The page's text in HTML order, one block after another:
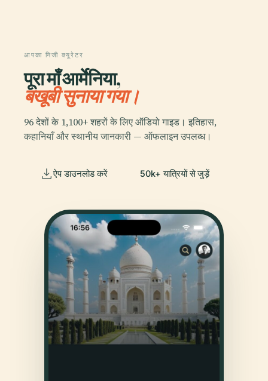
आपका निजी क्यूरेटर
पूरा माँ आर्मेनिया,
बखूबी सुनाया गया।
96 देशों के 1,100+ शहरों के लिए ऑडियो गाइड। इतिहास,
कहानियाँ और स्थानीय जानकारी — ऑफलाइन उपलब्ध।
ऐप डाउनलोड करें 50k+ यात्रियों से जुड़ें